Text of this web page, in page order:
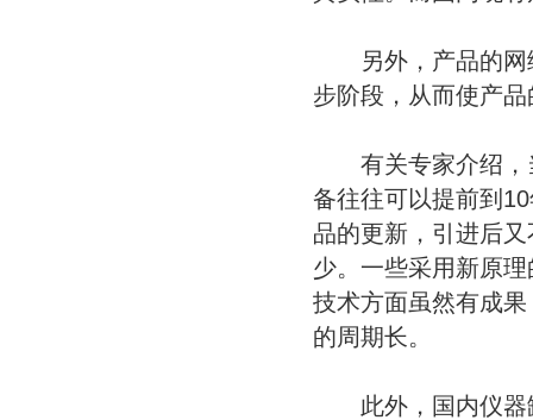
另外，产品的网
步阶段，从而使产
有关专家介绍，
备往往可以提前到
品的更新，引进后
少。一些采用新原
技术方面虽然有成
的周期长。
此外，国内仪器